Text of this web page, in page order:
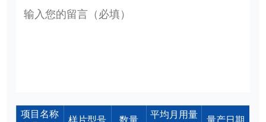
项目名称
样片型号 数量
平均月用量
量产日期